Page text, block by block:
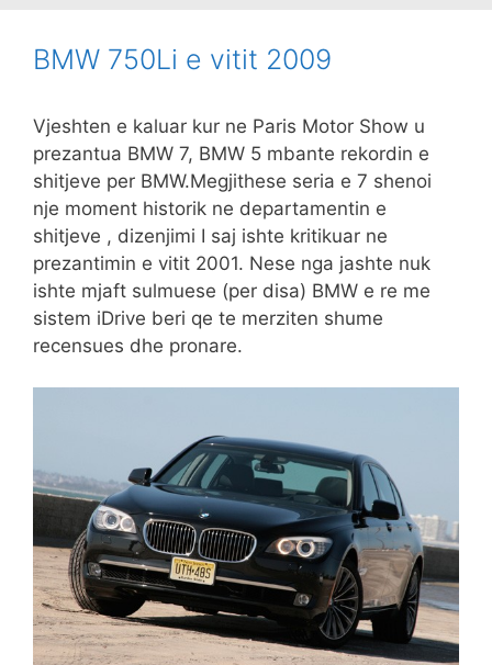
BMW 750Li e vitit 2009
Vjeshten e kaluar kur ne Paris Motor Show u
prezantua BMW 7, BMW 5 mbante rekordin e
shitjeve per BMW.Megjithese seria e 7 shenoi
nje moment historik ne departamentin e
shitjeve , dizenjimi I saj ishte kritikuar ne
prezantimin e vitit 2001. Nese nga jashte nuk
ishte mjaft sulmuese (per disa) BMW e re me
sistem iDrive beri qe te merziten shume
recensues dhe pronare.